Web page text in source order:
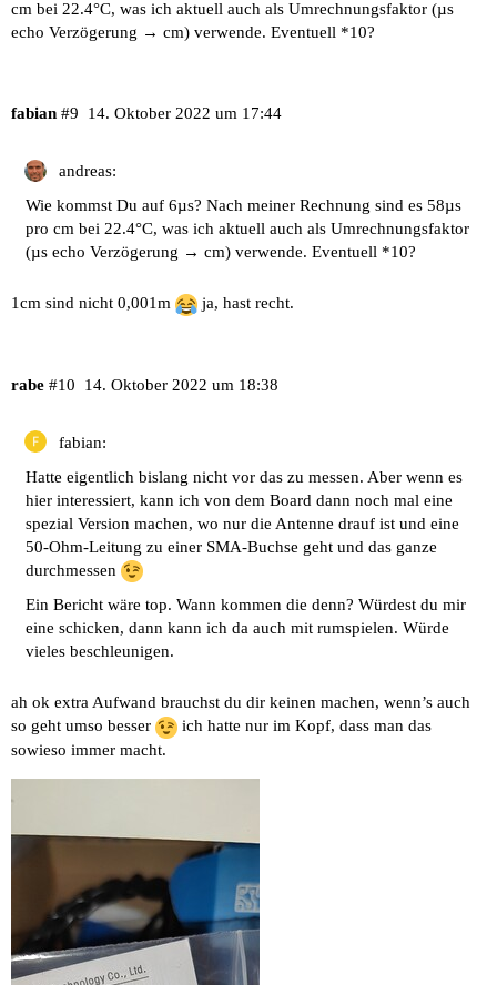
cm bei 22.4°C, was ich aktuell auch als Umrechnungsfaktor (µs
echo Verzögerung → cm) verwende. Eventuell *10?
fabian 14. Oktober 2022 um 17:44
#9
andreas:
Wie kommst Du auf 6µs? Nach meiner Rechnung sind es 58µs
pro cm bei 22.4°C, was ich aktuell auch als Umrechnungsfaktor
(µs echo Verzögerung → cm) verwende. Eventuell *10?
1cm sind nicht 0,001m ja, hast recht.
rabe 14. Oktober 2022 um 18:38
#10
fabian:
Hatte eigentlich bislang nicht vor das zu messen. Aber wenn es
hier interessiert, kann ich von dem Board dann noch mal eine
spezial Version machen, wo nur die Antenne drauf ist und eine
50-Ohm-Leitung zu einer SMA-Buchse geht und das ganze
durchmessen
Ein Bericht wäre top. Wann kommen die denn? Würdest du mir
eine schicken, dann kann ich da auch mit rumspielen. Würde
vieles beschleunigen.
ah ok extra Aufwand brauchst du dir keinen machen, wenn’s auch
so geht umso besser
ich hatte nur im Kopf, dass man das
sowieso immer macht.